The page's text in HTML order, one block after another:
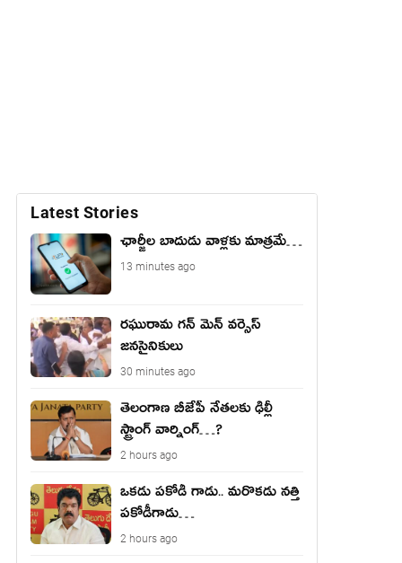
Latest Stories
ఛార్జీల బాదుడు వాళ్లకు మాత్రమే…
13 minutes ago
రఘురామ గన్ మెన్ వర్సెస్
జనసైనికులు
30 minutes ago
తెలంగాణ బీజేపీ నేత‌ల‌కు ఢిల్లీ
స్ట్రాంగ్ వార్నింగ్‌…?
2 hours ago
ఒకడు పకోడీ గాడు.. మరొకడు నత్తి
పకోడీగాడు…
2 hours ago